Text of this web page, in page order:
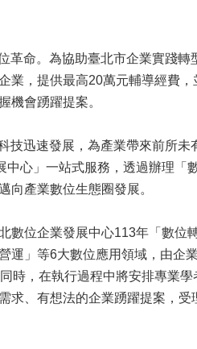
命。為協助臺北市企業實踐轉
業，提供最高20萬元輔導經費
機會踴躍提案。
迅速發展，為產業帶來前所未
心」一站式服務，透過辦理
向產業數位生態圈發展。
位企業發展中心113年「數位
運」等6大數位應用領域，由企
時，在執行過程中將安排專業
求、有想法的企業踴躍提案，